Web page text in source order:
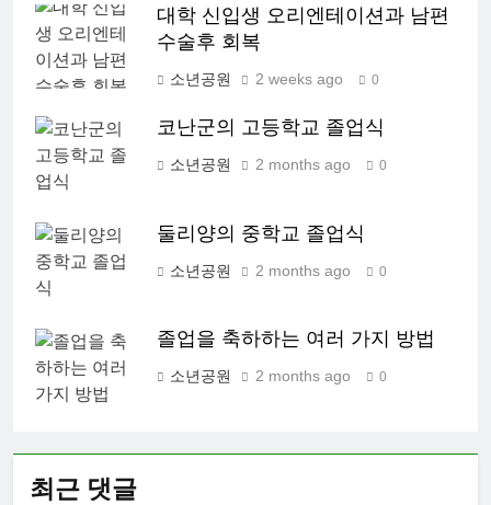
대학 신입생 오리엔테이션과 남편
수술후 회복
소년공원 2 weeks ago 0
코난군의 고등학교 졸업식
소년공원 2 months ago 0
둘리양의 중학교 졸업식
소년공원 2 months ago 0
졸업을 축하하는 여러 가지 방법
소년공원 2 months ago 0
최근 댓글